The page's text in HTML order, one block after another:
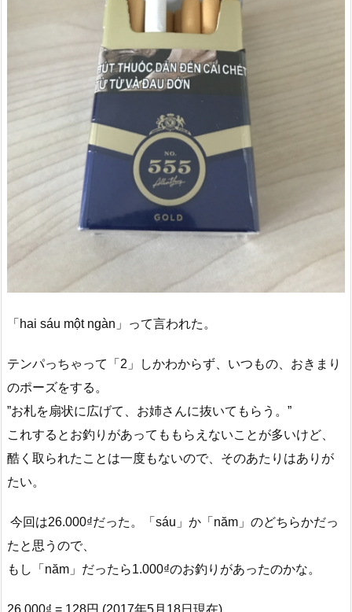
「hai sáu một ngàn」って言われた。
テンパっちゃって「2」しかわからず、いつもの、おきまり
のポーズをする。
”お札を扇状に広げて、お姉さんに抜いてもらう。”
これするとお釣りがあってももらえないことが多いけど、
酷く取られたことは一度もないので、そのあたりはありが
たい。
今回は26.000₫だった。「sáu」か「năm」のどちらかだっ
たと思うので、
もし「năm」だったら1.000₫のお釣りがあったのかな。
26.000₫ = 128円 (2017年5月18日現在)